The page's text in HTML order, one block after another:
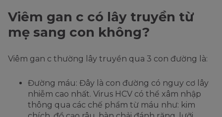
Viêm gan c có lây truyền từ
mẹ sang con không?
Viêm gan c thường lây truyền qua 3 con đường là:
Đường máu: Đây là con đường có nguy cơ lây
nhiễm cao nhất. Virus HCV có thể xâm nhập
thông qua các chế phẩm từ máu như: kim